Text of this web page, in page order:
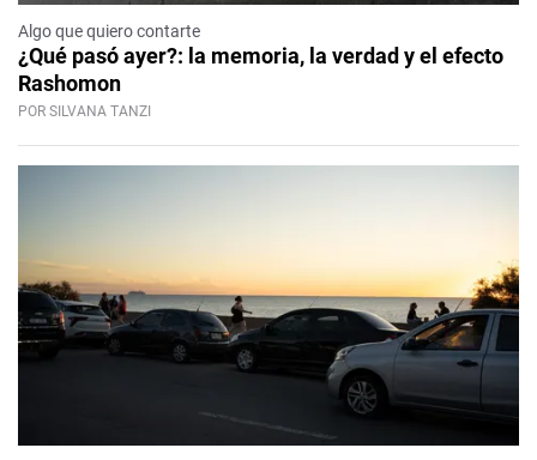
Algo que quiero contarte
¿Qué pasó ayer?: la memoria, la verdad y el efecto
Rashomon
POR SILVANA TANZI